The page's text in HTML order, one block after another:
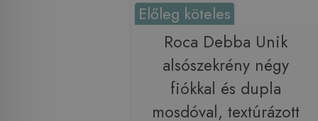
Előleg köteles
Roca Debba Unik
alsószekrény négy
fiókkal és dupla
mosdóval, textúrázott